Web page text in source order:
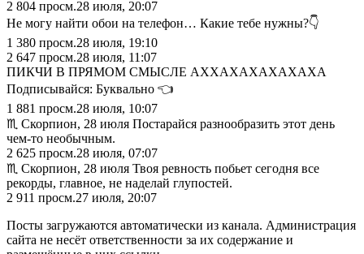
2 804 просм.28 июля, 20:07
Не могу найти обои на телефон… Какие тебе нужны?👇
1 380 просм.28 июля, 19:10
2 647 просм.28 июля, 11:07
ПИКЧИ В ПРЯМОМ СМЫСЛЕ АХХАХАХАХАХАХА
Подписывайся: Буквально 👈
1 881 просм.28 июля, 10:07
♏︎ Скорпион, 28 июля Постарайся разнообразить этот день
чем-то необычным.
2 625 просм.28 июля, 07:07
♏︎ Скорпион, 28 июля Твоя ревность побьет сегодня все
рекорды, главное, не наделай глупостей.
2 911 просм.27 июля, 20:07
Посты загружаются автоматически из канала. Администрация
сайта не несёт ответственности за их содержание и